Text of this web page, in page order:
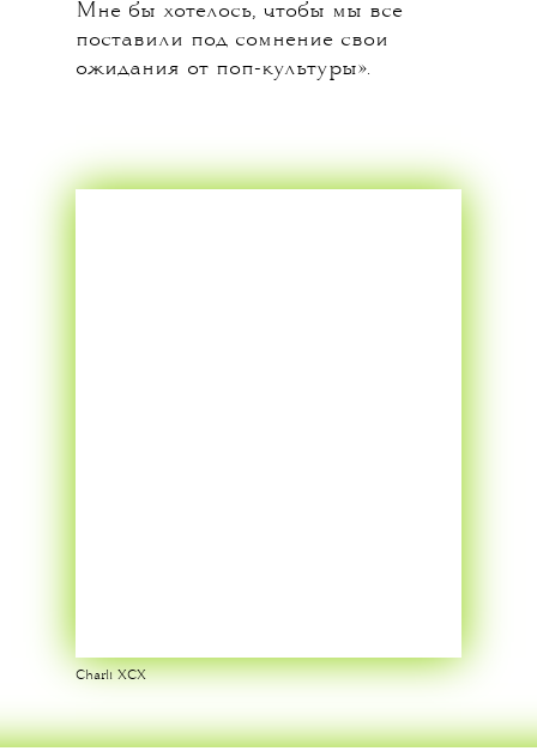
Мне бы хотелось, чтобы мы все
поставили под сомнение свои
ожидания от поп-культуры».
Charli XCX